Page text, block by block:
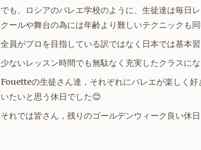
でも、ロシアのバレエ学校のように、生徒達は毎日
クールや舞台の為には年齢より難しいテクニックも
全員がプロを目指している訳ではなく日本では基本
少ないレッスン時間でも無駄なく充実したクラスに
Fouetteの生徒さん達，それぞれにバレエが楽しく
いたいと思う休日でした😊
それでは皆さん，残りのゴールデンウィーク良い休日